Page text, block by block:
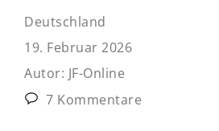
Deutschland
19. Februar 2026
Autor: JF-Online
7 Kommentare